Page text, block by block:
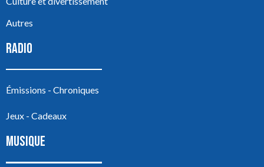
Autres
RADIO
Émissions - Chroniques
Jeux - Cadeaux
MUSIQUE